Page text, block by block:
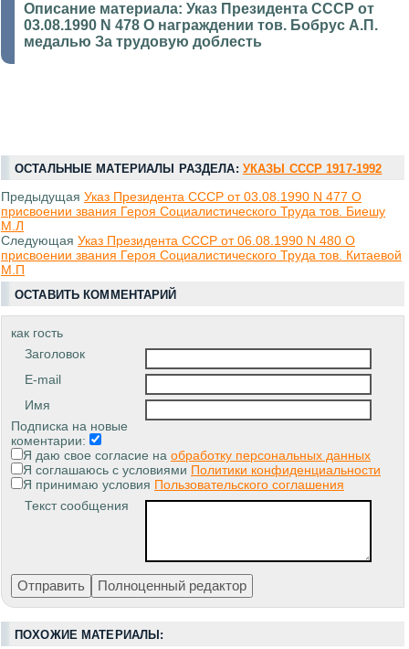
Описание материала: Указ Президента СССР от
03.08.1990 N 478 О награждении тов. Бобрус А.П.
медалью За трудовую доблесть
ОСТАЛЬНЫЕ МАТЕРИАЛЫ РАЗДЕЛА: УКАЗЫ СССР 1917-1992
Предыдущая Указ Президента СССР от 03.08.1990 N 477 О
присвоении звания Героя Социалистического Труда тов. Биешу
М.Л
Следующая Указ Президента СССР от 06.08.1990 N 480 О
присвоении звания Героя Социалистического Труда тов. Китаевой
М.П
ОСТАВИТЬ КОММЕНТАРИЙ
как гость
Заголовок
E-mail
Имя
Подписка на новые
коментарии:
Я даю свое согласие на обработку персональных данных
Я соглашаюсь с условиями Политики конфиденциальности
Я принимаю условия Пользовательского соглашения
Текст сообщения
ПОХОЖИЕ МАТЕРИАЛЫ: